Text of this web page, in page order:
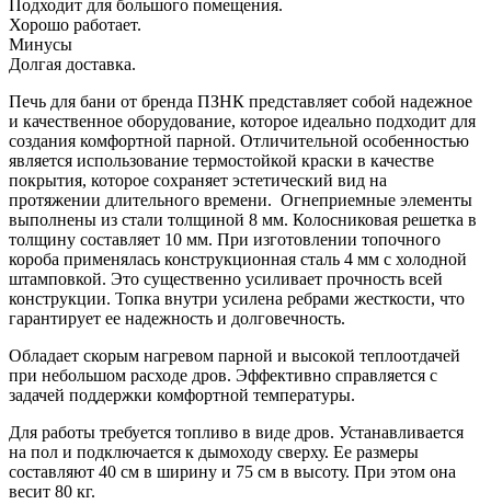
Подходит для большого помещения.
Хорошо работает.
Минусы
Долгая доставка.
Печь для бани от бренда ПЗНК представляет собой надежное
и качественное оборудование, которое идеально подходит для
создания комфортной парной. Отличительной особенностью
является использование термостойкой краски в качестве
покрытия, которое сохраняет эстетический вид на
протяжении длительного времени. Огнеприемные элементы
выполнены из стали толщиной 8 мм. Колосниковая решетка в
толщину составляет 10 мм. При изготовлении топочного
короба применялась конструкционная сталь 4 мм с холодной
штамповкой. Это существенно усиливает прочность всей
конструкции. Топка внутри усилена ребрами жесткости, что
гарантирует ее надежность и долговечность.
Обладает скорым нагревом парной и высокой теплоотдачей
при небольшом расходе дров. Эффективно справляется с
задачей поддержки комфортной температуры.
Для работы требуется топливо в виде дров. Устанавливается
на пол и подключается к дымоходу сверху. Ее размеры
составляют 40 см в ширину и 75 см в высоту. При этом она
весит 80 кг.